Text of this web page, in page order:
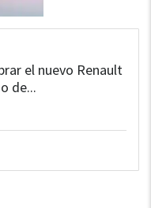
el nuevo Renault
de...